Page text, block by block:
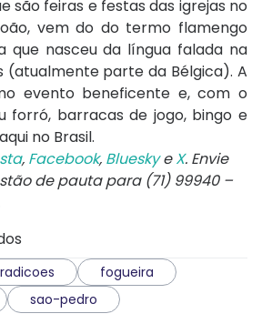
são feiras e festas das igrejas no
vem do do termo flamengo
que nasceu da língua falada na
(atualmente parte da Bélgica). A
evento beneficente e, com o
forró, barracas de jogo, bingo e
no Brasil.
, Facebook, BlueskyeX. Envie
de pauta para (71) 99940 –
fogueira
sao-pedro